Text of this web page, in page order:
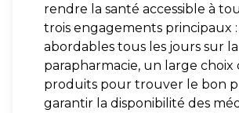
rendre la santé accessible à
trois engagements principaux :
abordables tous les jours sur la
parapharmacie, un large choix
produits pour trouver le bon
garantir la disponibilité des